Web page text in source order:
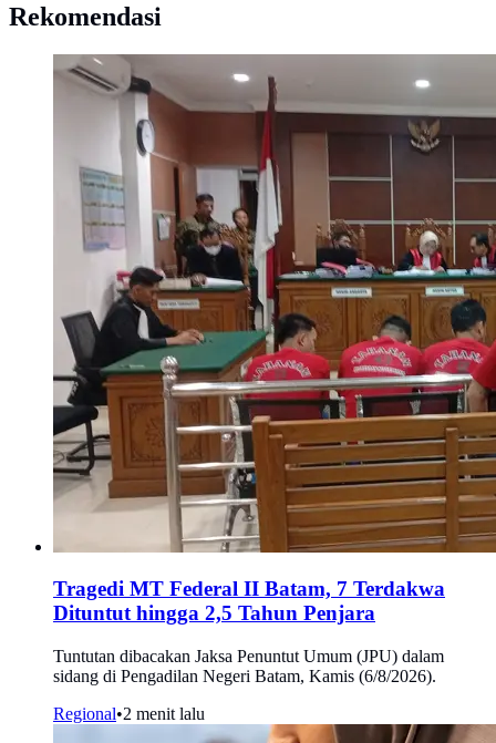
Rekomendasi
Tragedi MT Federal II Batam, 7 Terdakwa
Dituntut hingga 2,5 Tahun Penjara
Tuntutan dibacakan Jaksa Penuntut Umum (JPU) dalam
sidang di Pengadilan Negeri Batam, Kamis (6/8/2026).
Regional•2 menit lalu